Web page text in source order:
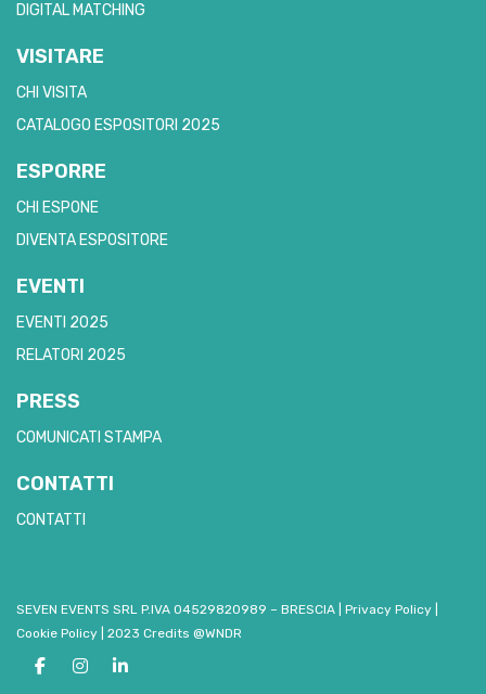
DIGITAL MATCHING
VISITARE
CHI VISITA
CATALOGO ESPOSITORI 2025
ESPORRE
CHI ESPONE
DIVENTA ESPOSITORE
EVENTI
EVENTI 2025
RELATORI 2025
PRESS
COMUNICATI STAMPA
CONTATTI
CONTATTI
SEVEN EVENTS SRL P.IVA 04529820989 – BRESCIA Privacy Policy
Cookie Policy
2023 Credits @WNDR